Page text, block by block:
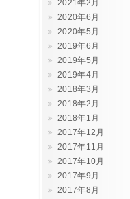
2021年2月
2020年6月
2020年5月
2019年6月
2019年5月
2019年4月
2018年3月
2018年2月
2018年1月
2017年12月
2017年11月
2017年10月
2017年9月
2017年8月